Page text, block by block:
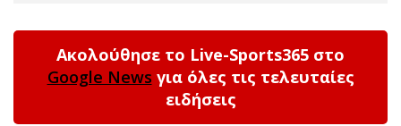
Ακολούθησε το Live-Sports365 στο
Google News για όλες τις τελευταίες
ειδήσεις